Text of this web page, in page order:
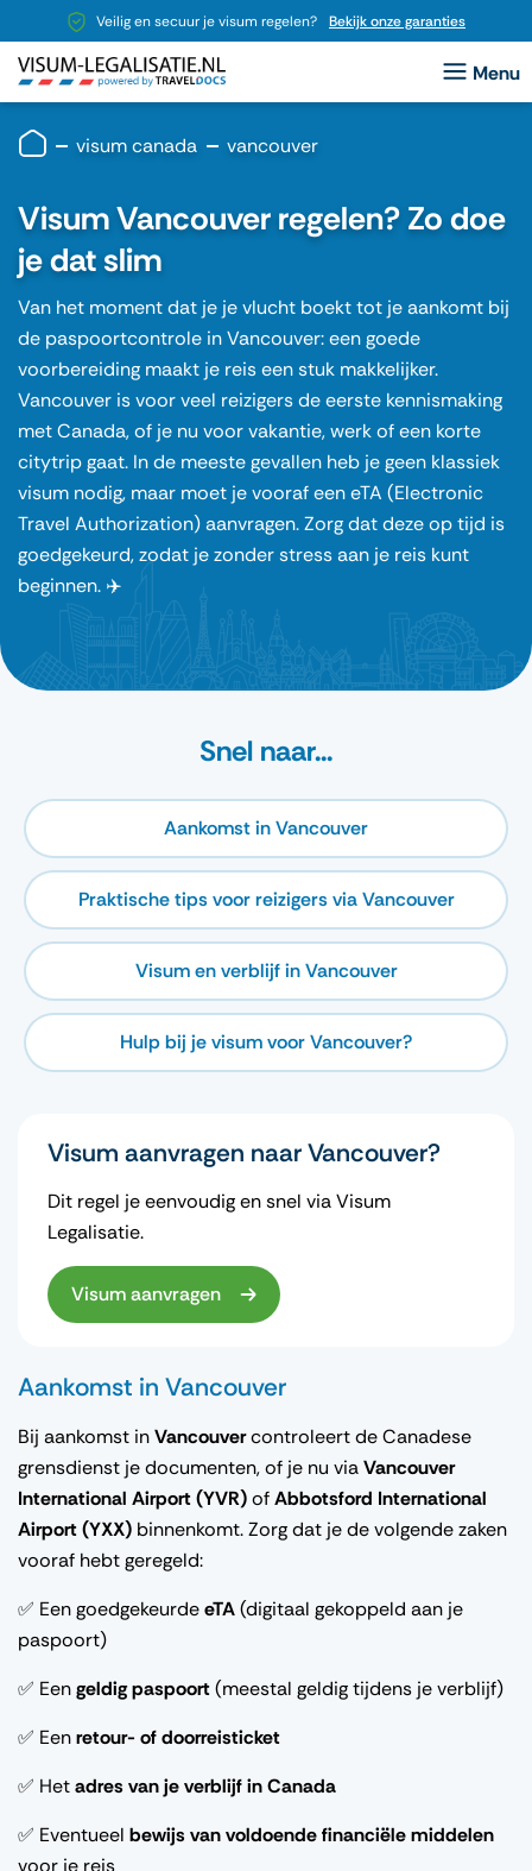
Veilig en secuur je visum regelen? Bekijk onze garanties
visum canada vancouver
Visum Vancouver regelen? Zo doe
je dat slim
Van het moment dat je je vlucht boekt tot je aankomt bij
de paspoortcontrole inVancouver: een goede
voorbereiding maakt je reis een stuk makkelijker.
Vancouver is voor veel reizigers de eerste kennismaking
metCanada, of je nu voor vakantie, werk of een korte
citytrip gaat. In de meeste gevallen heb je geen klassiek
visum nodig, maar moet je vooraf eeneTA (Electronic
Travel Authorization)aanvragen. Zorg dat deze op tijd is
goedgekeurd, zodat je zonder stress aan je reis kunt
beginnen. ✈️
Snel naar...
Aankomst in Vancouver
Praktische tips voor reizigers via Vancouver
Visum en verblijf in Vancouver
Hulp bij je visum voor Vancouver?
Visum aanvragen naar Vancouver?
Dit regel je eenvoudig en snel via Visum
Legalisatie.
Visum aanvragen
Aankomst in Vancouver
Bij aankomst inVancouvercontroleert de Canadese
grensdienst je documenten, of je nu viaVancouver
International Airport (YVR)ofAbbotsford International
Airport (YXX) binnenkomt. Zorg dat je de volgende zaken
vooraf hebt geregeld:
✅ Een goedgekeurdeeTA(digitaal gekoppeld aan je
paspoort)
✅ Eengeldig paspoort(meestal geldig tijdens je verblijf)
✅ Eenretour- of doorreisticket
✅ Hetadres van je verblijf in Canada
✅ Eventueel bewijs van voldoende financiële middelen
voor je reis